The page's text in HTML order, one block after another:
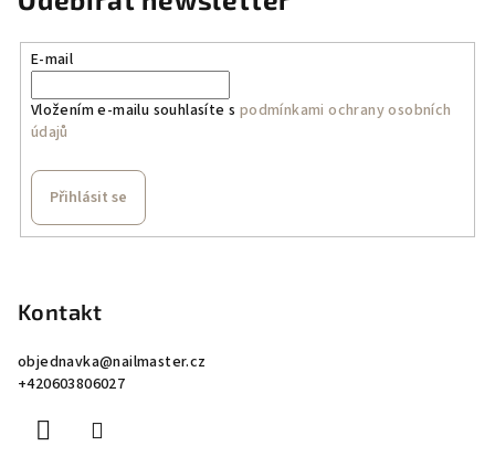
E-mail
Vložením e-mailu souhlasíte s podmínkami ochrany osobních
údajů
Přihlásit se
Kontakt
objednavka@nailmaster.cz
+420603806027